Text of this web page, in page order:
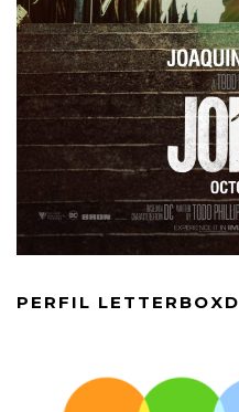
PERFIL LETTERBOXD